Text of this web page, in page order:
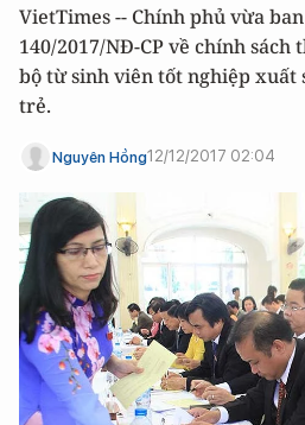
VietTimes -- Chính phủ vừa
140/2017/NĐ-CP về chính sách
bộ từ sinh viên tốt nghiệp xuất
trẻ.
Nguyên Hồng12/12/2017 02:04